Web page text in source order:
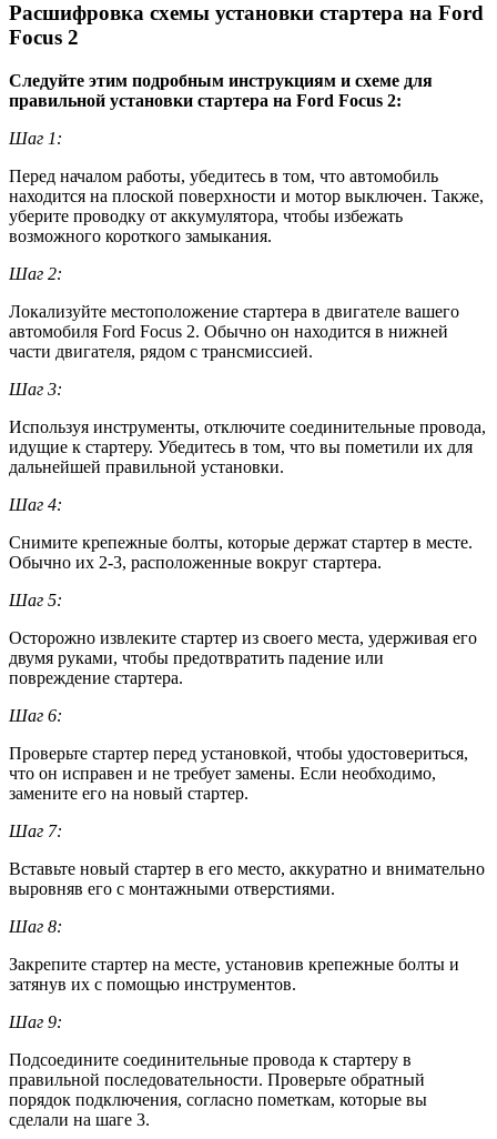
Расшифровка схемы установки стартера на Ford
Focus 2
Следуйте этим подробным инструкциям и схеме для
правильной установки стартера на Ford Focus 2:
Шаг 1:
Перед началом работы, убедитесь в том, что автомобиль
находится на плоской поверхности и мотор выключен. Также,
уберите проводку от аккумулятора, чтобы избежать
возможного короткого замыкания.
Шаг 2:
Локализуйте местоположение стартера в двигателе вашего
автомобиля Ford Focus 2. Обычно он находится в нижней
части двигателя, рядом с трансмиссией.
Шаг 3:
Используя инструменты, отключите соединительные провода,
идущие к стартеру. Убедитесь в том, что вы пометили их для
дальнейшей правильной установки.
Шаг 4:
Снимите крепежные болты, которые держат стартер в месте.
Обычно их 2-3, расположенные вокруг стартера.
Шаг 5:
Осторожно извлеките стартер из своего места, удерживая его
двумя руками, чтобы предотвратить падение или
повреждение стартера.
Шаг 6:
Проверьте стартер перед установкой, чтобы удостовериться,
что он исправен и не требует замены. Если необходимо,
замените его на новый стартер.
Шаг 7:
Вставьте новый стартер в его место, аккуратно и внимательно
выровняв его с монтажными отверстиями.
Шаг 8:
Закрепите стартер на месте, установив крепежные болты и
затянув их с помощью инструментов.
Шаг 9:
Подсоедините соединительные провода к стартеру в
правильной последовательности. Проверьте обратный
порядок подключения, согласно пометкам, которые вы
сделали на шаге 3.